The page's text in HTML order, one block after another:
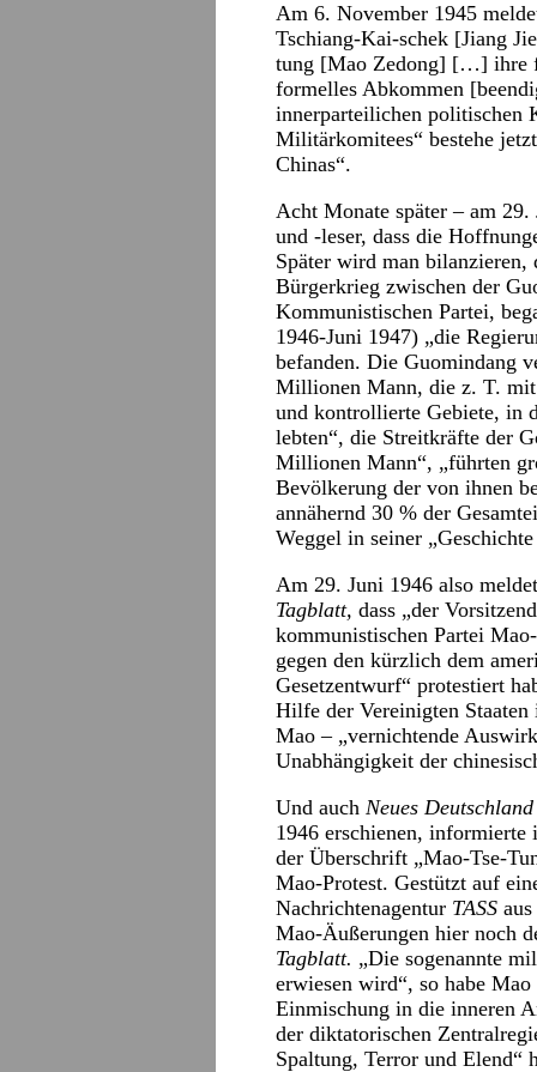
Am 6. November 1945
Tschiang-Kai-schek [Jiang
tung [Mao Zedong] […] ihre
formelles Abkommen
innerparteilichen politischen
Militärkomitees“ bestehe
Chinas“.
Acht Monate später – am
und -leser, dass die
Später wird man bilanzieren,
Bürgerkrieg zwischen der
Kommunistischen Partei,
1946-Juni 1947) „die
befanden. Die Guomindang
Millionen Mann, die z. T. mit
und kontrollierte Gebiete, in
lebten“, die Streitkräfte der
Millionen Mann“, „führten
Bevölkerung der von ihnen
annähernd 30 % der
Weggel in seiner
Am 29. Juni 1946 also
Tagblatt, dass „der
kommunistischen Partei
gegen den kürzlich dem
Gesetzentwurf“ protestiert
Hilfe der Vereinigten
Mao – „vernichtende
Unabhängigkeit der
Und auch Neues Deutschland
1946 erschienen,
der Überschrift „Mao-Tse-
Mao-Protest. Gestützt auf
Nachrichtenagentur TASS
Mao-Äußerungen hier noch
Tagblatt. „Die sogenannte
erwiesen wird“, so habe
Einmischung in die inneren
der diktatorischen
Spaltung, Terror und Elend“